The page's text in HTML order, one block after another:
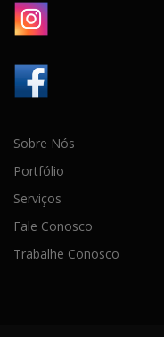
Sobre Nós
Portfólio
Serviços
Fale Conosco
Trabalhe Conosco